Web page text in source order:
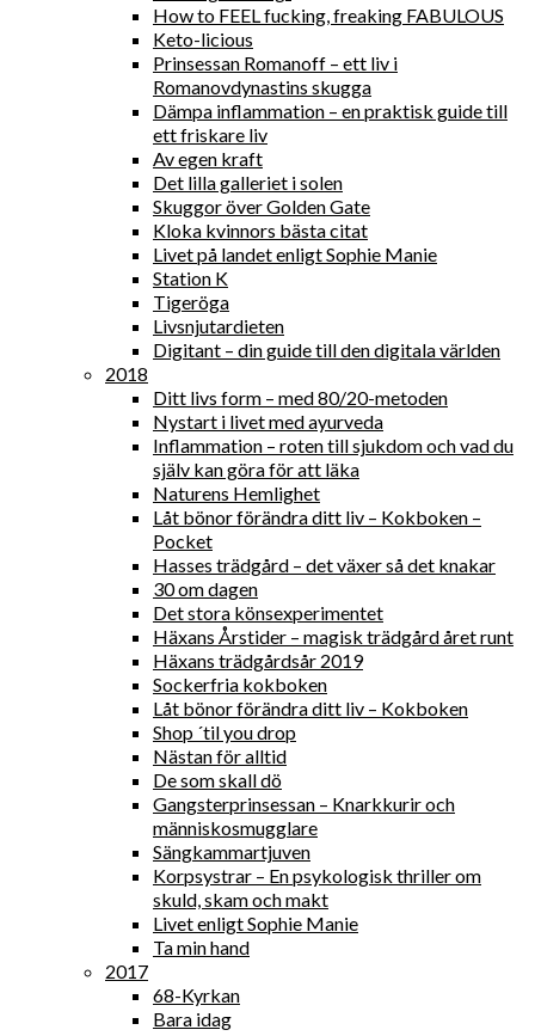
How to FEEL fucking, freaking FABULOUS
Keto-licious
Prinsessan Romanoff – ett liv i
Romanovdynastins skugga
Dämpa inflammation – en praktisk guide till
ett friskare liv
Av egen kraft
Det lilla galleriet i solen
Skuggor över Golden Gate
Kloka kvinnors bästa citat
Livet på landet enligt Sophie Manie
Station K
Tigeröga
Livsnjutardieten
Digitant – din guide till den digitala världen
2018
Ditt livs form – med 80/20-metoden
Nystart i livet med ayurveda
Inflammation – roten till sjukdom och vad du
själv kan göra för att läka
Naturens Hemlighet
Låt bönor förändra ditt liv – Kokboken –
Pocket
Hasses trädgård – det växer så det knakar
30 om dagen
Det stora könsexperimentet
Häxans Årstider – magisk trädgård året runt
Häxans trädgårdsår 2019
Sockerfria kokboken
Låt bönor förändra ditt liv – Kokboken
Shop ´til you drop
Nästan för alltid
De som skall dö
Gangsterprinsessan – Knarkkurir och
människosmugglare
Sängkammartjuven
Korpsystrar – En psykologisk thriller om
skuld, skam och makt
Livet enligt Sophie Manie
Ta min hand
2017
68-Kyrkan
Bara idag